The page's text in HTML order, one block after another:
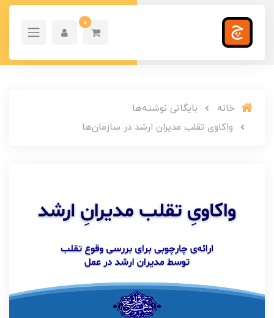
0
خانه
بایگانی نوشته‌ها
واکاوی تقلب مدیران ارشد در سازمان‌ها